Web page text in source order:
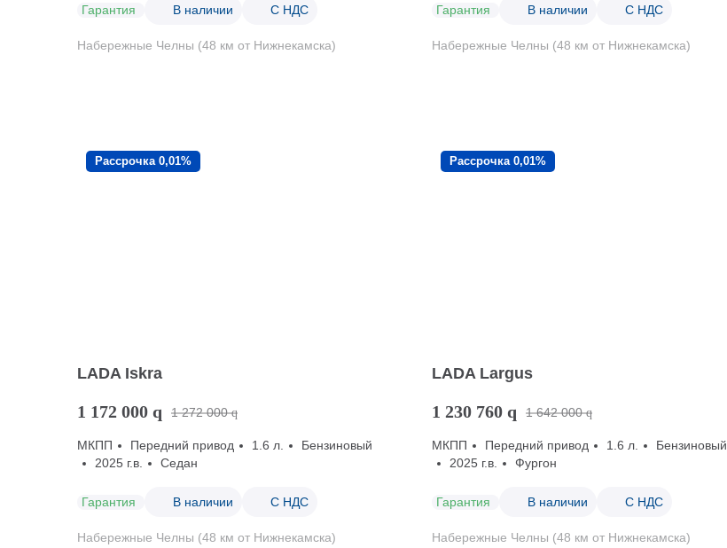
Гарантия В наличии С НДС
Набережные Челны (48 км от Нижнекамска)
Гарантия В наличии С НДС
Набережные Челны (48 км от Нижнекамска)
Рассрочка 0,01%
LADA Iskra
1 172 000 q 1 272 000 q
МКПП Передний привод 1.6 л.
Бензиновый
2025 г.в.
Седан
Гарантия В наличии С НДС
Набережные Челны (48 км от Нижнекамска)
Рассрочка 0,01%
LADA Largus
1 230 760 q 1 642 000 q
МКПП Передний привод 1.6 л.
Бензиновый
2025 г.в.
Фургон
Гарантия В наличии С НДС
Набережные Челны (48 км от Нижнекамска)